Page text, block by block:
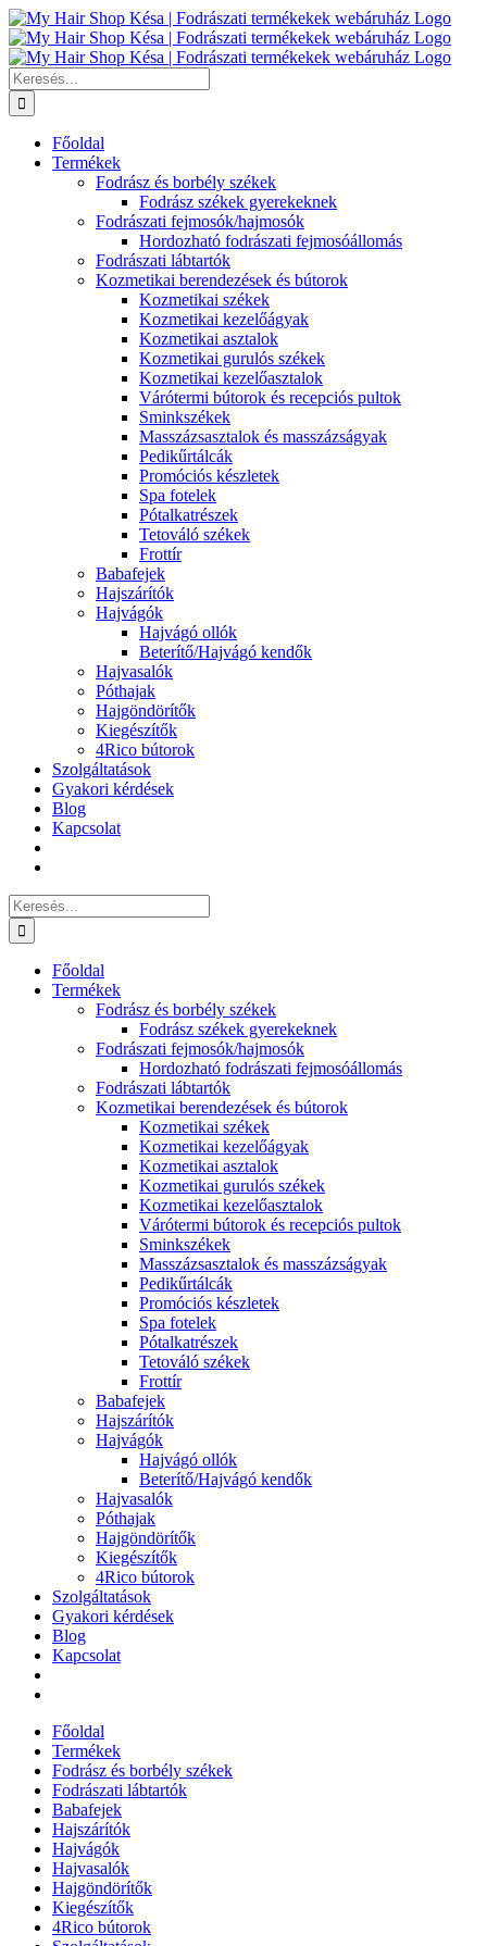
Kihagyás
Keresés...
Főoldal
Termékek
Fodrász és borbély székek
Fodrász székek gyerekeknek
Fodrászati fejmosók/hajmosók
Hordozható fodrászati fejmosóállomás
Fodrászati lábtartók
Kozmetikai berendezések és bútorok
Kozmetikai székek
Kozmetikai kezelőágyak
Kozmetikai asztalok
Kozmetikai gurulós székek
Kozmetikai kezelőasztalok
Várótermi bútorok és recepciós pultok
Sminkszékek
Masszázsasztalok és masszázságyak
Pedikűrtálcák
Promóciós készletek
Spa fotelek
Pótalkatrészek
Tetováló székek
Frottír
Babafejek
Hajszárítók
Hajvágók
Hajvágó ollók
Beterítő/Hajvágó kendők
Hajvasalók
Póthajak
Hajgöndörítők
Kiegészítők
4Rico bútorok
Szolgáltatások
Gyakori kérdések
Blog
Kapcsolat
Keresés...
Főoldal
Termékek
Fodrász és borbély székek
Fodrász székek gyerekeknek
Fodrászati fejmosók/hajmosók
Hordozható fodrászati fejmosóállomás
Fodrászati lábtartók
Kozmetikai berendezések és bútorok
Kozmetikai székek
Kozmetikai kezelőágyak
Kozmetikai asztalok
Kozmetikai gurulós székek
Kozmetikai kezelőasztalok
Várótermi bútorok és recepciós pultok
Sminkszékek
Masszázsasztalok és masszázságyak
Pedikűrtálcák
Promóciós készletek
Spa fotelek
Pótalkatrészek
Tetováló székek
Frottír
Babafejek
Hajszárítók
Hajvágók
Hajvágó ollók
Beterítő/Hajvágó kendők
Hajvasalók
Póthajak
Hajgöndörítők
Kiegészítők
4Rico bútorok
Szolgáltatások
Gyakori kérdések
Blog
Kapcsolat
Főoldal
Termékek
Fodrász és borbély székek
Fodrászati lábtartók
Babafejek
Hajszárítók
Hajvágók
Hajvasalók
Hajgöndörítők
Kiegészítők
4Rico bútorok